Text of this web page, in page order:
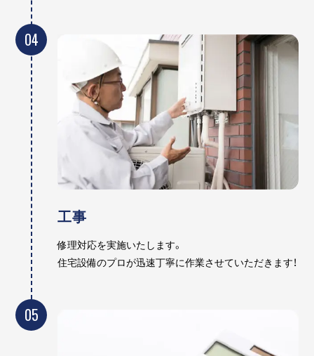
04
工事
修理対応を実施いたします。
住宅設備のプロが迅速丁寧に作業させていただきます！
05